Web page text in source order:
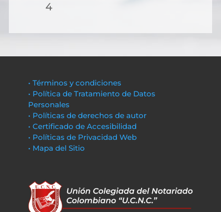
4
• Términos y condiciones
• Política de Tratamiento de Datos
Personales
• Políticas de derechos de autor
• Certificado de Accesibilidad
• Políticas de Privacidad Web
• Mapa del Sitio